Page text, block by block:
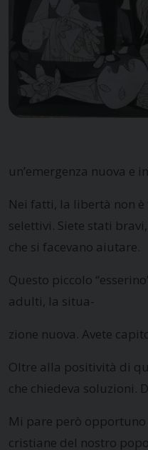
un’emergenza nuova e
Nei fatti, la libertà non
selettivi. Siete stati
che si facevano aiutare.
Questo piccolo
adulti, la situa-
zione nuova. Avete
Oltre alla positività di
che chiedeva soluzioni.
Mi pare però
cristiane del nostro